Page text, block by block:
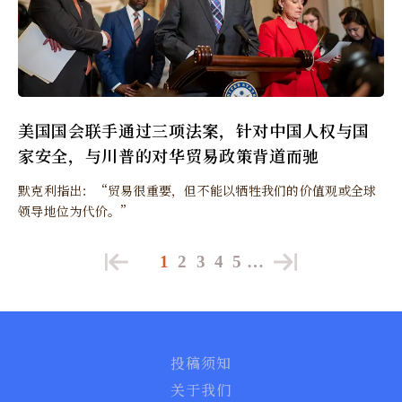
美国国会联手通过三项法案，针对中国人权与国
家安全，与川普的对华贸易政策背道而驰
默克利指出：“贸易很重要，但不能以牺牲我们的价值观或全球
领导地位为代价。”
1 2 3 4 5 …
投稿须知
关于我们